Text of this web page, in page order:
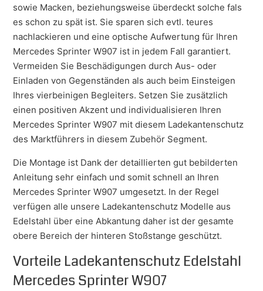
sowie Macken, beziehungsweise überdeckt solche fals
es schon zu spät ist. Sie sparen sich evtl. teures
nachlackieren und eine optische Aufwertung für Ihren
Mercedes Sprinter W907 ist in jedem Fall garantiert.
Vermeiden Sie Beschädigungen durch Aus- oder
Einladen von Gegenständen als auch beim Einsteigen
Ihres vierbeinigen Begleiters. Setzen Sie zusätzlich
einen positiven Akzent und individualisieren Ihren
Mercedes Sprinter W907 mit diesem Ladekantenschutz
des Marktführers in diesem Zubehör Segment.
Die Montage ist Dank der detaillierten gut bebilderten
Anleitung sehr einfach und somit schnell an Ihren
Mercedes Sprinter W907 umgesetzt. In der Regel
verfügen alle unsere Ladekantenschutz Modelle aus
Edelstahl über eine Abkantung daher ist der gesamte
obere Bereich der hinteren Stoßstange geschützt.
Vorteile Ladekantenschutz Edelstahl
Mercedes Sprinter W907